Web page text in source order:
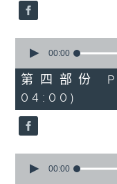
seconds
55
minutes,
20
seconds
00:00
第四部份
04:00)
seconds
00:00